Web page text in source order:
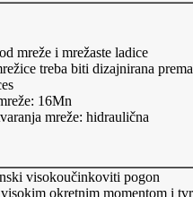
mreže i mrežaste ladice
treba biti dizajnirana
16Mn
mreže: hidraulična
visokoučinkoviti pogon
okretnim momentom i